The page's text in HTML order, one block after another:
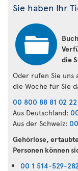
Sie haben Ihr
die
Oder rufen Sie uns
die Woche für Sie
00 800 88 81 02 22
Aus Deutschland:
Aus der Schweiz:
Gehörlose,
Personen können
00 1 514-529-